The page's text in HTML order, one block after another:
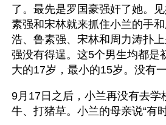
了。最先是罗国豪强奸了她。
素强和宋林就来抓住小兰的手
浩、鲁素强、宋林和周力涛扑
强没有得逞。这5个男生均都是
大的17岁，最小的15岁。没有
9月17日之后，小兰再没有去学
牛、打猪草。小兰的母亲说“有